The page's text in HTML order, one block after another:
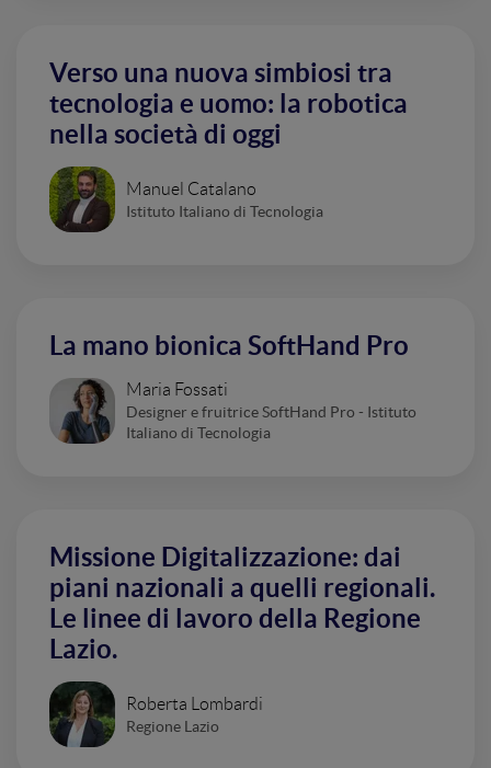
Verso una nuova simbiosi tra
tecnologia e uomo: la robotica
nella società di oggi
Manuel Catalano
Istituto Italiano di Tecnologia
La mano bionica SoftHand Pro
Maria Fossati
Designer e fruitrice SoftHand Pro - Istituto
Italiano di Tecnologia
Missione Digitalizzazione: dai
piani nazionali a quelli regionali.
Le linee di lavoro della Regione
Lazio.
Roberta Lombardi
Regione Lazio